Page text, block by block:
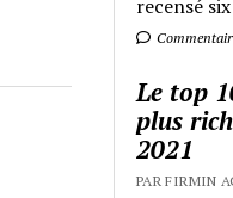
recensé
Le top
plus
2021
PAR FIRMIN